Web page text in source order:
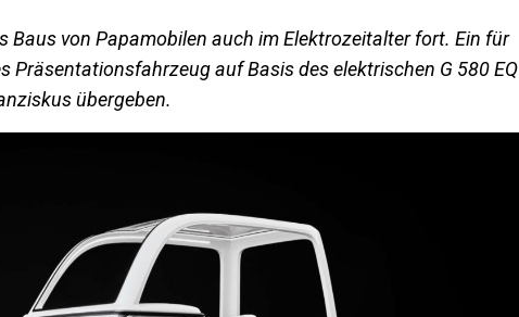
Baus von Papamobilen auch im Elektrozeitalter fort. Ein für
auf Basis des elektrischen G 580 EQ
übergeben.